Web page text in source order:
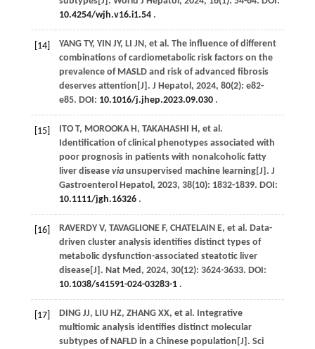
10.4254/wjh.v16.i1.54.
[14] YANG TY, YIN JY, LI JN, et al . The influence of different
combinations of cardiometabolic risk factors on the
prevalence of MASLD and risk of advanced fibrosis
deserves attention[J]. J Hepatol , 2024, 80(2): e82-
e85. DOI: 10.1016/j.jhep.2023.09.030.
[15] ITO T, MOROOKA H, TAKAHASHI H, et al .
Identification of clinical phenotypes associated with
poor prognosis in patients with nonalcoholic fatty
liver disease viaunsupervised machine learning[J]. J
Gastroenterol Hepatol , 2023, 38(10): 1832-1839. DOI:
10.1111/jgh.16326.
[16] RAVERDY V, TAVAGLIONE F, CHATELAIN E, et al . Data-
driven cluster analysis identifies distinct types of
metabolic dysfunction-associated steatotic liver
disease[J]. Nat Med , 2024, 30(12): 3624-3633. DOI:
10.1038/s41591-024-03283-1.
[17] DING JJ, LIU HZ, ZHANG XX, et al . Integrative
multiomic analysis identifies distinct molecular
subtypes of NAFLD in a Chinese population[J]. Sci